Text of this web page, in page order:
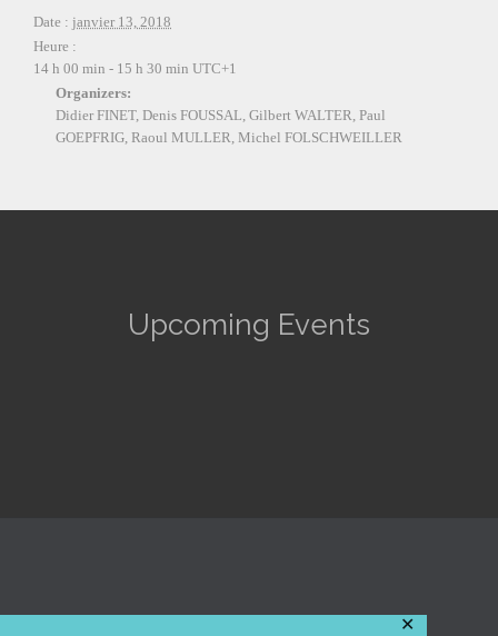
✕
Date : janvier 13, 2018
Heure :
14 h 00 min - 15 h 30 min UTC+1
Organizers:
Didier FINET, Denis FOUSSAL, Gilbert WALTER, Paul
GOEPFRIG, Raoul MULLER, Michel FOLSCHWEILLER
Upcoming Events